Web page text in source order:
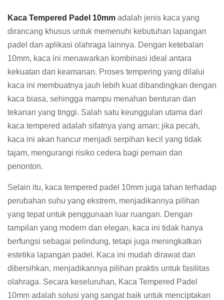
Kaca Tempered Padel 10mm adalah jenis kaca yang
dirancang khusus untuk memenuhi kebutuhan lapangan
padel dan aplikasi olahraga lainnya. Dengan ketebalan
10mm, kaca ini menawarkan kombinasi ideal antara
kekuatan dan keamanan. Proses tempering yang dilalui
kaca ini membuatnya jauh lebih kuat dibandingkan dengan
kaca biasa, sehingga mampu menahan benturan dan
tekanan yang tinggi. Salah satu keunggulan utama dari
kaca tempered adalah sifatnya yang aman; jika pecah,
kaca ini akan hancur menjadi serpihan kecil yang tidak
tajam, mengurangi risiko cedera bagi pemain dan
penonton.
Selain itu, kaca tempered padel 10mm juga tahan terhadap
perubahan suhu yang ekstrem, menjadikannya pilihan
yang tepat untuk penggunaan luar ruangan. Dengan
tampilan yang modern dan elegan, kaca ini tidak hanya
berfungsi sebagai pelindung, tetapi juga meningkatkan
estetika lapangan padel. Kaca ini mudah dirawat dan
dibersihkan, menjadikannya pilihan praktis untuk fasilitas
olahraga. Secara keseluruhan, Kaca Tempered Padel
10mm adalah solusi yang sangat baik untuk menciptakan